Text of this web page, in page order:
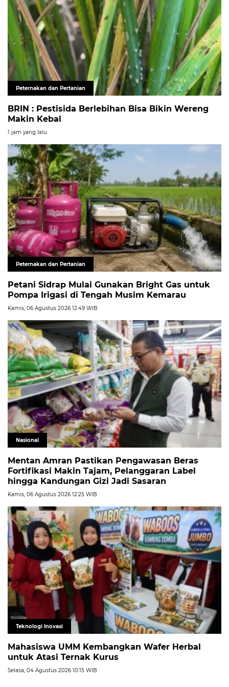
Peternakan dan Pertanian
BRIN : Pestisida Berlebihan Bisa Bikin Wereng
Makin Kebal
1 jam yang lalu
Peternakan dan Pertanian
Petani Sidrap Mulai Gunakan Bright Gas untuk
Pompa Irigasi di Tengah Musim Kemarau
Kamis, 06 Agustus 2026 12:49 WIB
Nasional
Mentan Amran Pastikan Pengawasan Beras
Fortifikasi Makin Tajam, Pelanggaran Label
hingga Kandungan Gizi Jadi Sasaran
Kamis, 06 Agustus 2026 12:25 WIB
Teknologi Inovasi
Mahasiswa UMM Kembangkan Wafer Herbal
untuk Atasi Ternak Kurus
Selasa, 04 Agustus 2026 10:15 WIB